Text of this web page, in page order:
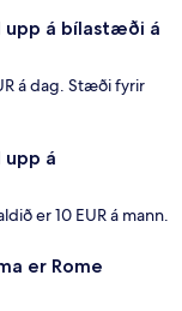
upp á bílastæði á
á dag. Stæði fyrir
upp á
er 10 EUR á mann.
er Rome